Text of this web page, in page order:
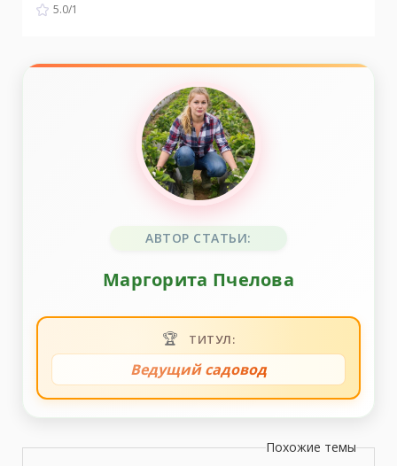
5.0/1
АВТОР СТАТЬИ:
Маргорита Пчелова
🏆 ТИТУЛ:
Ведущий садовод
Похожие темы